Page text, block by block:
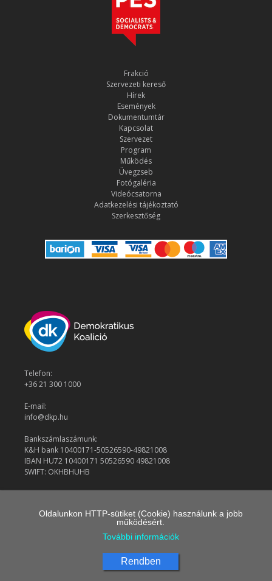
Frakció
Szervezeti kereső
Hírek
Események
Dokumentumtár
Kapcsolat
Szervezet
Program
Működés
Üvegzseb
Fotógaléria
Videócsatorna
Adatkezelési tájékoztató
Szerkesztőség
Telefon:
+36 21 300 1000
E-mail:
info@dkp.hu
Bankszámlaszámunk:
K&H bank 10400171-50526590-49821008
IBAN HU72 10400171 50526590 49821008
SWIFT: OKHBHUHB
© 2026 Demokratikus Koalíció
Oldalunkon HTTP-sütiket (Cookie) használunk a jobb
működésért.
További információk